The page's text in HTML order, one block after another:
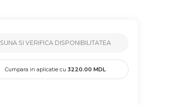
SUNA SI VERIFICA DISPONIBILITATEA
Cumpara in aplicatie cu 3220.00 MDL